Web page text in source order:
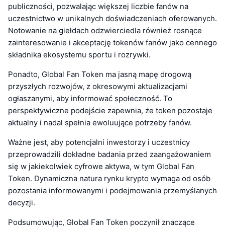
publiczności, pozwalając większej liczbie fanów na
uczestnictwo w unikalnych doświadczeniach oferowanych.
Notowanie na giełdach odzwierciedla również rosnące
zainteresowanie i akceptację tokenów fanów jako cennego
składnika ekosystemu sportu i rozrywki.
Ponadto, Global Fan Token ma jasną mapę drogową
przyszłych rozwojów, z okresowymi aktualizacjami
ogłaszanymi, aby informować społeczność. To
perspektywiczne podejście zapewnia, że token pozostaje
aktualny i nadal spełnia ewoluujące potrzeby fanów.
Ważne jest, aby potencjalni inwestorzy i uczestnicy
przeprowadzili dokładne badania przed zaangażowaniem
się w jakiekolwiek cyfrowe aktywa, w tym Global Fan
Token. Dynamiczna natura rynku krypto wymaga od osób
pozostania informowanymi i podejmowania przemyślanych
decyzji.
Podsumowując, Global Fan Token poczynił znaczące